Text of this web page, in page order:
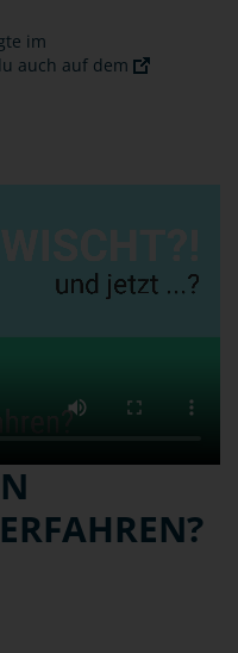
im
auch auf dem